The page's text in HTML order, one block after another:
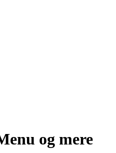
og mere